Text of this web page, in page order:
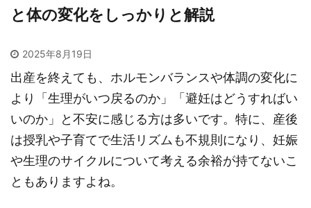
と体の変化をしっかりと解説
2025年8月19日
出産を終えても、ホルモンバランスや体調の変化に
より「生理がいつ戻るのか」「避妊はどうすればい
いのか」と不安に感じる方は多いです。特に、産後
は授乳や子育てで生活リズムも不規則になり、妊娠
や生理のサイクルについて考える余裕が持てないこ
ともありますよね。